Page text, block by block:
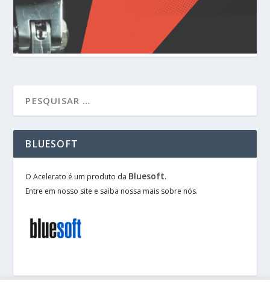
BLUESOFT
O Acelerato é um produto da Bluesoft.
Entre em nosso site e saiba nossa mais sobre nós.